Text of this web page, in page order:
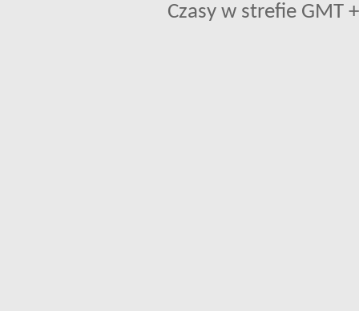
Czasy w strefie GMT